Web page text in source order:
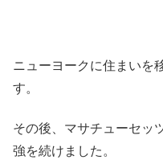
ニューヨークに住まいを
す。
その後、マサチューセッ
強を続けました。